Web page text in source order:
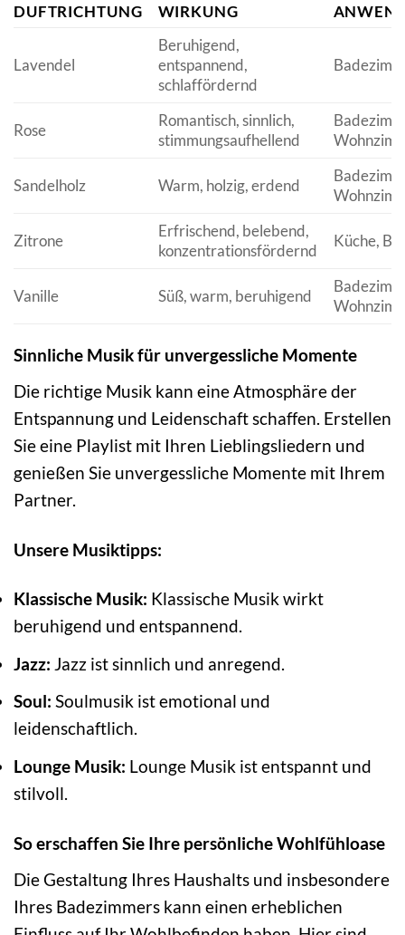
DUFTRICHTUNG WIRKUNG
Lavendel
Beruhigend,
entspannend,
schlaffördernd
Rose
Romantisch, sinnlich,
stimmungsaufhellend
Sandelholz Warm, holzig, erdend
Zitrone
Erfrischend, belebend,
konzentrationsfördernd
Küche,
Vanille Süß, warm, beruhigend
Sinnliche Musik für unvergessliche Momente
Die richtige Musik kann eine Atmosphäre der
Entspannung und Leidenschaft schaffen. Erstellen
Sie eine Playlist mit Ihren Lieblingsliedern und
genießen Sie unvergessliche Momente mit Ihrem
Partner.
Unsere Musiktipps:
Klassische Musik: Klassische Musik wirkt
beruhigend und entspannend.
Jazz: Jazz ist sinnlich und anregend.
Soul: Soulmusik ist emotional und
leidenschaftlich.
Lounge Musik: Lounge Musik ist entspannt und
stilvoll.
So erschaffen Sie Ihre persönliche Wohlfühloase
Die Gestaltung Ihres Haushalts und insbesondere
Ihres Badezimmers kann einen erheblichen